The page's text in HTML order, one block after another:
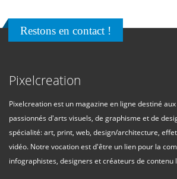
Restons en contact !
Pixelcreation
Pixelcreation est un magazine en ligne destiné
passionnés d'arts visuels, de graphisme et de
spécialité: art, print, web, design/architecture,
vidéo. Notre vocation est d'être un lien pour la
infographistes, designers et créateurs de contenu